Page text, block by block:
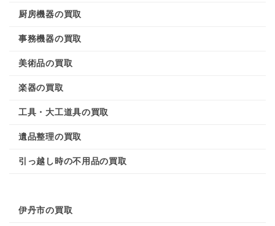
厨房機器の買取
事務機器の買取
美術品の買取
楽器の買取
工具・大工道具の買取
遺品整理の買取
引っ越し時の不用品の買取
伊丹市の買取